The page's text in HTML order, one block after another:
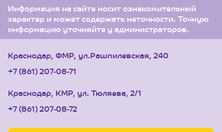
Информация на сайте носит ознакомительный
характер и может содержать неточности. Точную
информацию уточняйте у администраторов.
Краснодар, ФМР, ул.Рашпилевская, 240
+7 (861) 207-08-71
Краснодар, КМР, ул. Тюляева, 2/1
+7 (861) 207-08-72